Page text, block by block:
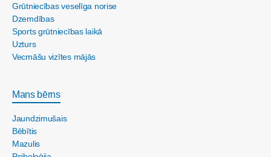
Grūtniecības veselīga norise
Dzemdības
Sports grūtniecības laikā
Uzturs
Vecmāšu vizītes mājās
Mans bērns
Jaundzimušais
Bēbītis
Mazulis